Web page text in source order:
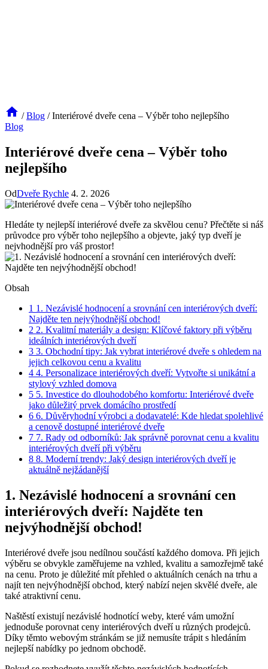
/ Blog / Interiérové dveře cena – Výběr toho nejlepšího
Blog
Interiérové dveře cena – Výběr toho
nejlepšího
OdDveře Rychle 4. 2. 2026
Hledáte ty nejlepší interiérové⁢ dveře za skvělou cenu? ⁢Přečtěte si náš
průvodce pro výběr toho nejlepšího a objevte, jaký typ‍ dveří je
nejvhodnější​ pro váš prostor!
Obsah
1 1. Nezávislé hodnocení⁢ a srovnání cen ⁤interiérových dveří:
Najděte ten⁤ nejvýhodnější ⁢obchod!
2 2. Kvalitní materiály ⁢a design: Klíčové faktory při ‌výběru
ideálních interiérových dveří
3 3. Obchodní tipy: Jak‌ vybrat interiérové dveře s ohledem ⁤na
jejich celkovou cenu ⁢a kvalitu
4 4. Personalizace interiérových⁣ dveří:‍ Vytvořte si ⁣unikátní a
stylový vzhled domova
5 5. ⁣Investice ⁣do ‍dlouhodobého ⁣komfortu: Interiérové dveře
jako důležitý prvek domácího⁢ prostředí
6 6. Důvěryhodní výrobci a‍ dodavatelé: Kde⁣ hledat spolehlivé
a cenově dostupné interiérové dveře
7 7. ⁤Rady od odborníků: Jak ⁣správně porovnat cenu a kvalitu
⁤interiérových dveří‍ při výběru
8 8. Moderní​ trendy: Jaký design interiérových‌ dveří je
aktuálně ⁣nejžádanější
1. Nezávislé hodnocení⁢ a srovnání cen
⁤interiérových dveří: Najděte ten⁤
nejvýhodnější ⁢obchod!
Interiérové ‌dveře jsou nedílnou součástí každého⁣ domova. Při jejich
výběru se obvykle zaměřujeme‍ na vzhled, kvalitu a samozřejmě také⁤
na cenu. Proto je‌ důležité ⁣mít⁤ přehled o ​aktuálních ⁢cenách na trhu a
najít ten nejvýhodnější obchod,​ který nabízí⁣ nejen skvělé ‌dveře, ‍ale⁤
také‍ atraktivní cenu.
Naštěstí existují⁤ nezávislé hodnotící weby, které⁢ vám umožní
jednoduše porovnat⁢ ceny interiérových dveří u‌ různých‍ prodejců.
Díky ‍těmto webovým‍ stránkám se již nemusíte trápit ‍s hledáním
nejlepší nabídky⁢ po jednom obchodě.